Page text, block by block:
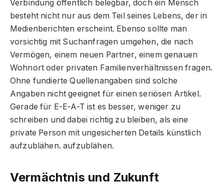
Verbindung öffentlich belegbar, doch ein Mensch
besteht nicht nur aus dem Teil seines Lebens, der in
Medienberichten erscheint. Ebenso sollte man
vorsichtig mit Suchanfragen umgehen, die nach
Vermögen, einem neuen Partner, einem genauen
Wohnort oder privaten Familienverhältnissen fragen.
Ohne fundierte Quellenangaben sind solche
Angaben nicht geeignet für einen seriösen Artikel.
Gerade für E-E-A-T ist es besser, weniger zu
schreiben und dabei richtig zu bleiben, als eine
private Person mit ungesicherten Details künstlich
aufzublähen. aufzublähen.
Vermächtnis und Zukunft